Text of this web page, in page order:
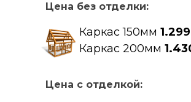
Цена без отделки:
Цена с отделкой:
Каркас 150мм
Каркас 200мм